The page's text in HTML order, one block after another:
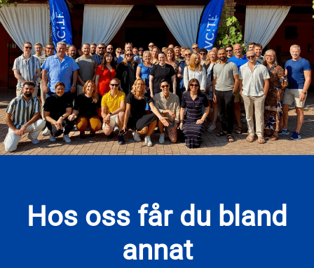
Hos oss får du bland
annat